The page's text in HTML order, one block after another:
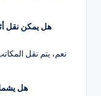
نعم، يتم نقل
43. هل